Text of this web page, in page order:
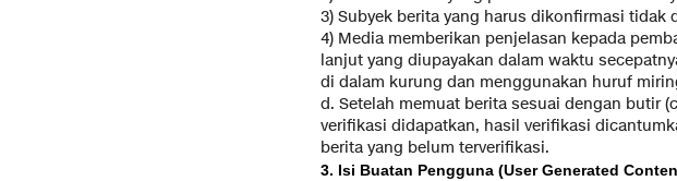
3) Subyek berita yang harus dikonfirmasi
4) Media memberikan penjelasan kepada
lanjut yang diupayakan dalam waktu
di dalam kurung dan menggunakan huruf
d. Setelah memuat berita sesuai dengan butir
verifikasi didapatkan, hasil verifikasi
berita yang belum terverifikasi.
3. Isi Buatan Pengguna (User Generated